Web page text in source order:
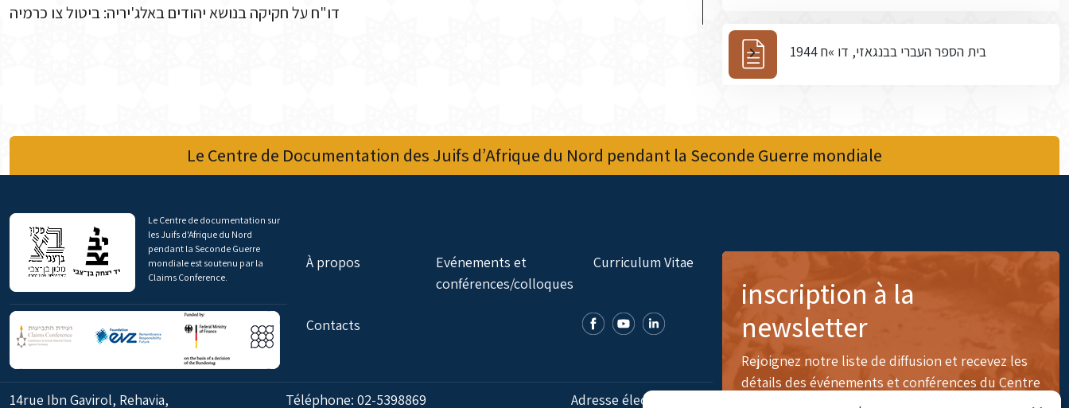
דו"ח על חקיקה בנושא יהודים באלג'יריה: ביטול צו כרמיה
בית הספר העברי בבנגאזי, דו »ח 1944
Le Centre de Documentation des Juifs d’Afrique du Nord pendant la Seconde Guerre mondiale
Le Centre de documentation sur
les Juifs d'Afrique du Nord
pendant la Seconde Guerre
mondiale est soutenu par la
Claims Conference.
À propos
Evénements et
conférences/colloques
Curriculum Vitae
Contacts
14rue Ibn Gavirol, Rehavia, Téléphone:02-5398869 Adresse électronique:
inscription à la
newsletter
Rejoignez notre liste de diffusion et recevez les
détails des événements et conférences du Centre